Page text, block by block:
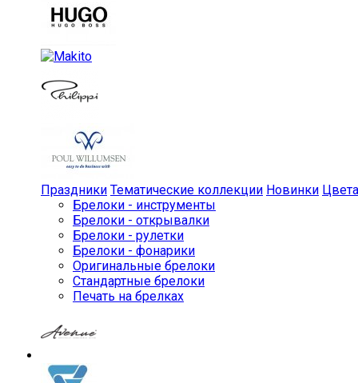
Праздники Тематические коллекции Новинки Цвета
Брелоки - инструменты
Брелоки - открывалки
Брелоки - рулетки
Брелоки - фонарики
Оригинальные брелоки
Стандартные брелоки
Печать на брелках